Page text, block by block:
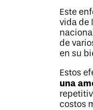
Este
vida de
de
en su
Estos
una
costos